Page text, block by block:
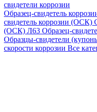
свидетели коррозии
Образец-свидетель
свидетель коррозии (ОСК)
(ОСК) Л63 Образец-
Образцы-свидетели
скорости коррозии Все